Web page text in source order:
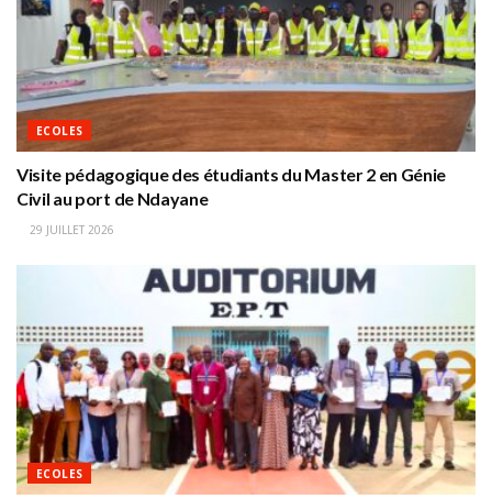
ECOLES
Visite pédagogique des étudiants du Master 2 en Génie
Civil au port de Ndayane
29 JUILLET 2026
ECOLES